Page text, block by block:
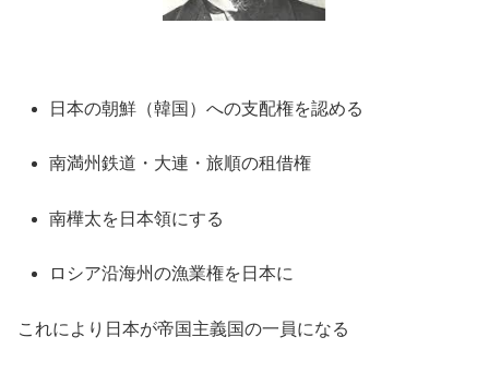
日本の朝鮮（韓国）への支配権を認める
南満州鉄道・大連・旅順の租借権
南樺太を日本領にする
ロシア沿海州の漁業権を日本に
これにより日本が帝国主義国の一員になる